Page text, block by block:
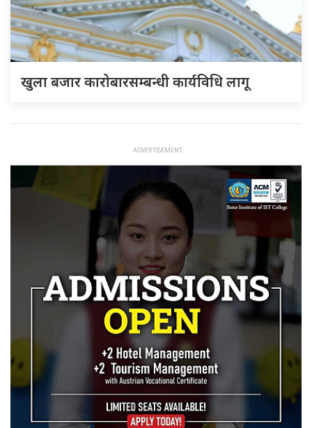
खुला बजार कारोबारसम्बन्धी कार्यविधि लागू